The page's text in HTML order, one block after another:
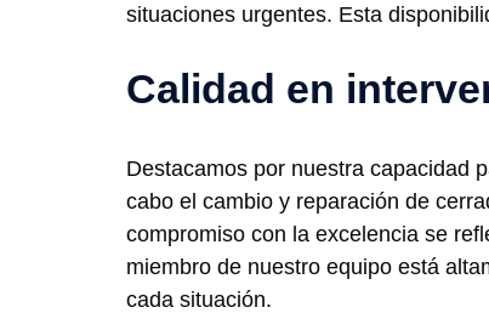
situaciones urgentes. Esta
Calidad en
Destacamos por nuestra capacidad
cabo el cambio y reparación de
compromiso con la excelencia se
miembro de nuestro equipo está
cada situación.